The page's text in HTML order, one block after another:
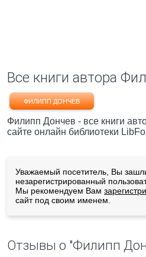
Все книги автора
ФИЛИПП ДОНЧЕВ
Филипп Дончев - все книги
сайте онлайн библиотеки
Уважаемый посетитель, Вы
незарегистрированный
Мы рекомендуем Вам
сайт под своим именем.
Отзывы о "Филипп